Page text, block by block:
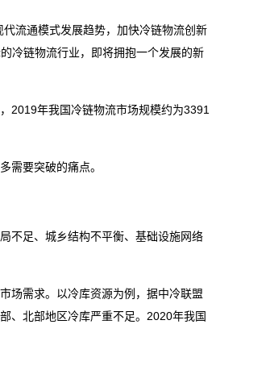
流通模式发展趋势，加快冷链物流创新
冷链物流行业，即将拥抱一个发展的新
2019年我国冷链物流市场规模约为3391
需要突破的痛点。
不足、城乡结构不平衡、基础设施网络
场需求。以冷库资源为例，据中冷联盟
、北部地区冷库严重不足。2020年我国